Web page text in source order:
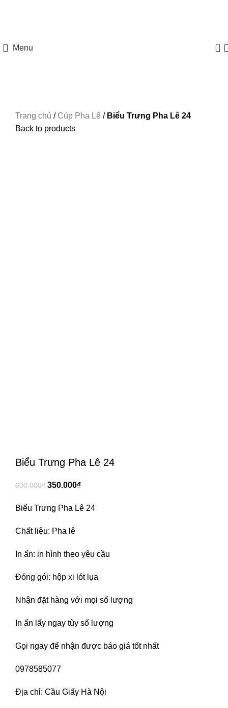
Menu 0
Trang chủ / Cúp Pha Lê / Biểu Trưng Pha Lê 24
Back to products
Biểu Trưng Pha Lê 24
600.000₫ 350.000₫
Biểu Trưng Pha Lê 24
Chất liệu: Pha lê
In ấn: in hình theo yêu cầu
Đóng gói: hộp xi lót lụa
Nhận đặt hàng với mọi số lượng
In ấn lấy ngay tùy số lượng
Gọi ngay để nhận được báo giá tốt nhất
0978585077
Địa chỉ: Cầu Giấy Hà Nội